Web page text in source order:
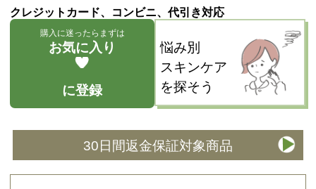
クレジットカード、コンビニ、代引き対応
購入に迷ったらまずは
お気に入り
に登録
悩み別
スキンケア
を探そう
30日間返金保証対象商品